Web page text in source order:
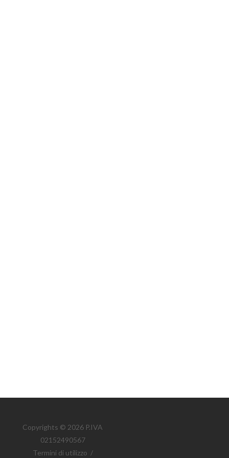
Copyrights © 2026 P.IVA
02152490567
Termini di utilizzo /